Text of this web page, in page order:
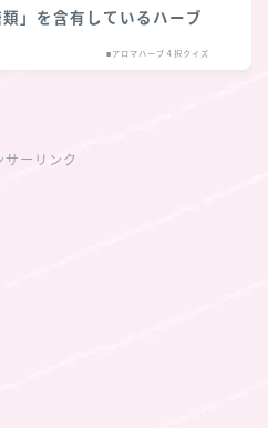
」を含有しているハーブ
■アロマハーブ４択クイズ
サーリンク